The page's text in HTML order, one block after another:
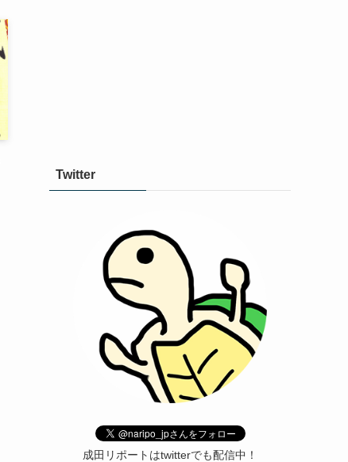
Twitter
成田リポートはtwitterでも配信中！